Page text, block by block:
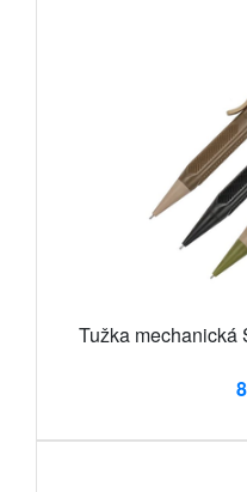
Tužka mechanická